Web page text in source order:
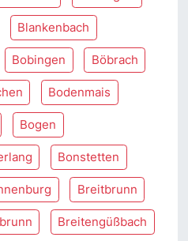
Blankenbach
Bobingen Böbrach
Bodenmais
Bogen
Bonstetten
Breitbrunn
Breitengüßbach